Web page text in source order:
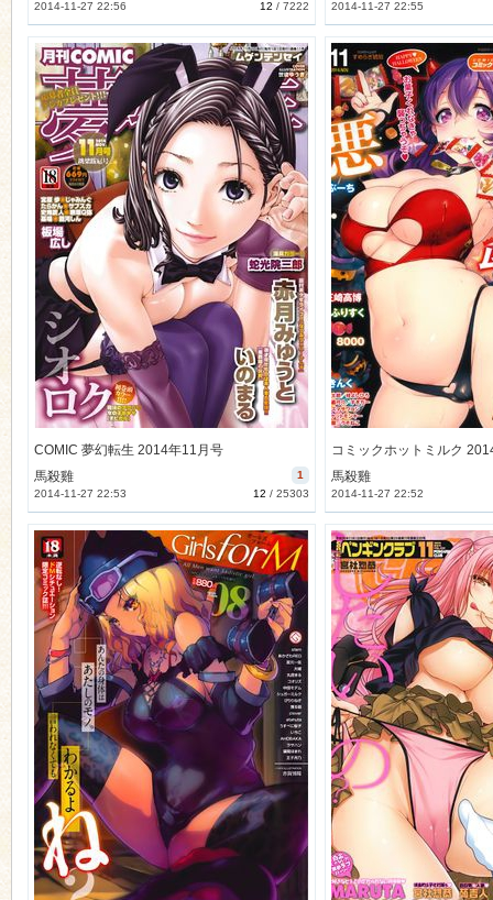
12 / 7222
2014-11-27 22:56 2014-11-27 22:55
COMIC 夢幻転生 2014年11月号
1
馬殺雞
12 / 25303
2014-11-27 22:53
コミックホットミルク
馬殺雞
2014-11-27 22:52